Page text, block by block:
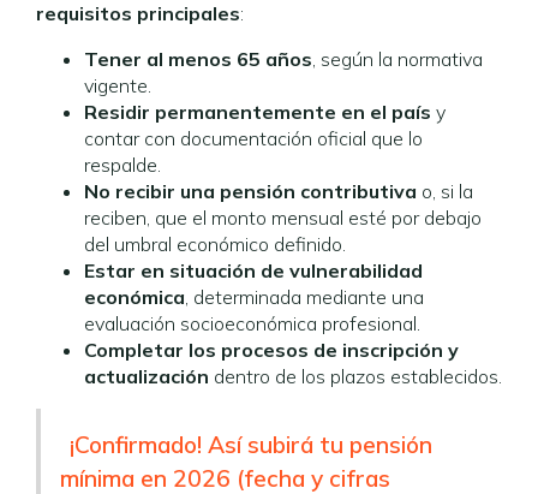
requisitos principales:
Tener al menos 65 años, según la normativa
vigente.
Residir permanentemente en el país y
contar con documentación oficial que lo
respalde.
No recibir una pensión contributiva o, si la
reciben, que el monto mensual esté por debajo
del umbral económico definido.
Estar en situación de vulnerabilidad
económica, determinada mediante una
evaluación socioeconómica profesional.
Completar los procesos de inscripción y
actualización dentro de los plazos establecidos.
¡Confirmado! Así subirá tu pensión
mínima en 2026 (fecha y cifras